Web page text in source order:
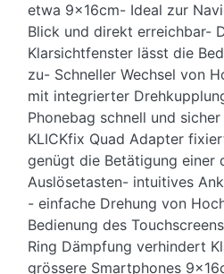
etwa 9x16cm- Ideal zur
Blick und direkt erreichbar-
Klarsichtfenster lässt die
zu- Schneller Wechsel von
mit integrierter
Phonebag schnell und
KLICKfix Quad Adapter
genügt die Betätigung einer
Auslösetasten- intuitives
- einfache Drehung von
Bedienung des
Ring Dämpfung verhindert
grössere Smartphones